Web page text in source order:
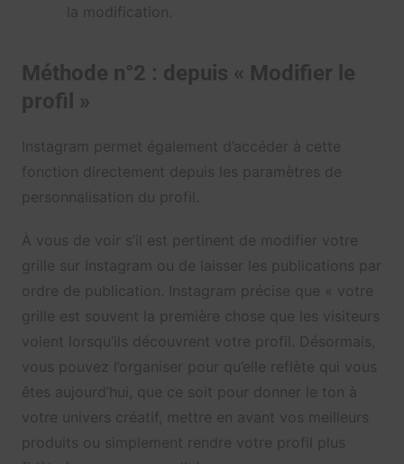
la modification.
Méthode n°2 : depuis « Modifier le
profil »
Instagram permet également d’accéder à cette
fonction directement depuis les paramètres de
personnalisation du profil.
À vous de voir s’il est pertinent de modifier votre
grille sur Instagram ou de laisser les publications par
ordre de publication. Instagram précise que « votre
grille est souvent la première chose que les visiteurs
voient lorsqu’ils découvrent votre profil. Désormais,
vous pouvez l’organiser pour qu’elle reflète qui vous
êtes aujourd’hui, que ce soit pour donner le ton à
votre univers créatif, mettre en avant vos meilleurs
produits ou simplement rendre votre profil plus